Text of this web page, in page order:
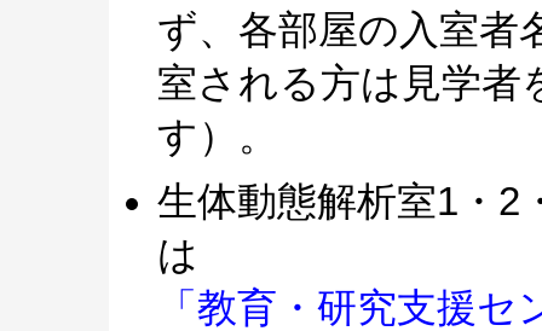
ず、各部屋の入室者
室される方は見学者
す）。
生体動態解析室1・2
は
「教育・研究支援